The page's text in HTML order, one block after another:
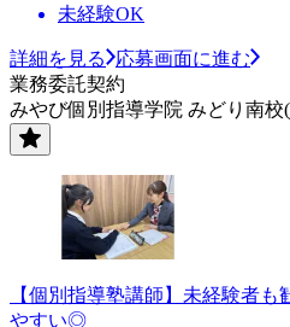
未経験OK
詳細を見る
応募画面に進む
業務委託契約
みやび個別指導学院 みどり南校
【個別指導塾講師】未経験者
やすい◎